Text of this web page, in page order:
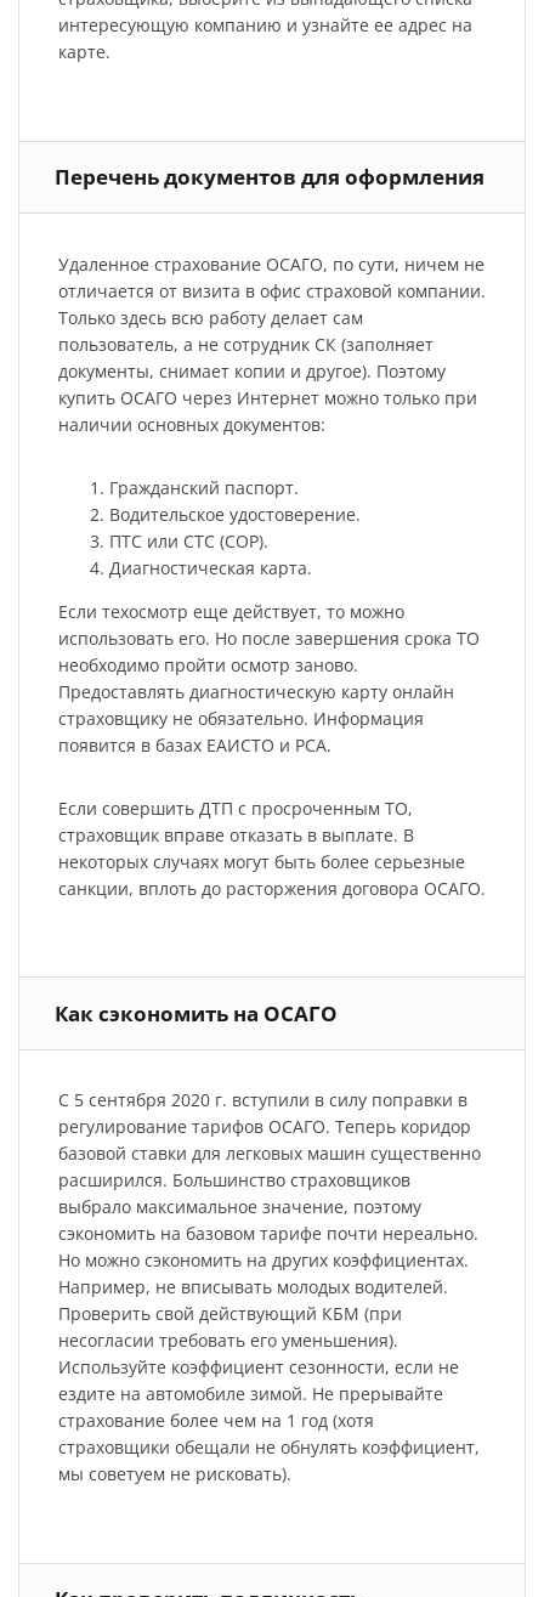
интересующую компанию и узнайте ее адрес на
карте.
Перечень документов для оформления
Удаленное страхование ОСАГО, по сути, ничем не
отличается от визита в офис страховой компании.
Только здесь всю работу делает сам
пользователь, а не сотрудник СК (заполняет
документы, снимает копии и другое). Поэтому
купить ОСАГО через Интернет можно только при
наличии основных документов:
Гражданский паспорт.
Водительское удостоверение.
ПТС или СТС (СОР).
Диагностическая карта.
Если техосмотр еще действует, то можно
использовать его. Но после завершения срока ТО
необходимо пройти осмотр заново.
Предоставлять диагностическую карту онлайн
страховщику не обязательно. Информация
появится в базах ЕАИСТО и РСА.
Если совершить ДТП с просроченным ТО,
страховщик вправе отказать в выплате. В
некоторых случаях могут быть более серьезные
санкции, вплоть до расторжения договора ОСАГО.
Как сэкономить на ОСАГО
С 5 сентября 2020 г. вступили в силу поправки в
регулирование тарифов ОСАГО. Теперь коридор
базовой ставки для легковых машин существенно
расширился. Большинство страховщиков
выбрало максимальное значение, поэтому
сэкономить на базовом тарифе почти нереально.
Но можно сэкономить на других коэффициентах.
Например, не вписывать молодых водителей.
Проверить свой действующий КБМ (при
несогласии требовать его уменьшения).
Используйте коэффициент сезонности, если не
ездите на автомобиле зимой. Не прерывайте
страхование более чем на 1 год (хотя
страховщики обещали не обнулять коэффициент,
мы советуем не рисковать).